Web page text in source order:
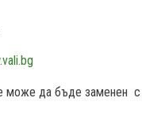
може да бъде заменен с